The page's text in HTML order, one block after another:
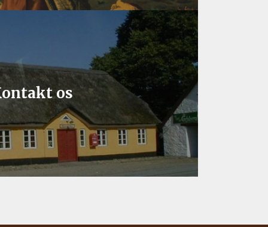
os